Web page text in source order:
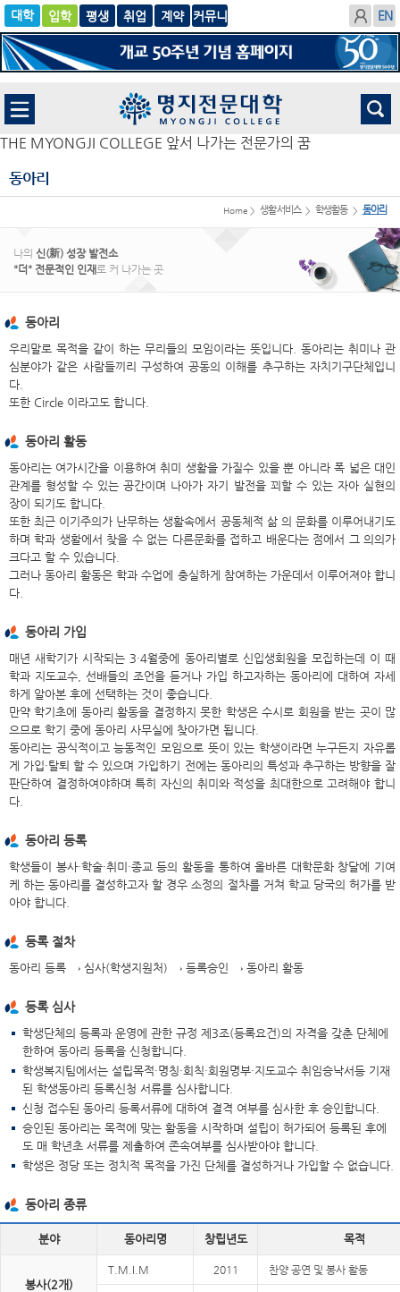
입학
글로
벌
평생 취업
계
약
THE MYONGJI COLLEGE 앞서 나가는 전문가의 꿈
동아리
Home > 생활서비스 > 학생활동 > 동아리
나의 신(新) 성장 발전소
"더" 전문적인 인재로 커 나가는 곳
동아리
우리말로 목적을 같이 하는 무리들의 모임이라는 뜻입니다. 동아리는 취미나 관
심분야가 같은 사람들끼리 구성하여 공동의 이해를 추구하는 자치기구단체입니
다.
또한 Circle 이라고도 합니다.
동아리 활동
동아리는 여가시간을 이용하여 취미 생활을 가질수 있을 뿐 아니라 폭 넓은 대인
관계를 형성할 수 있는 공간이며 나아가 자기 발전을 꾀할 수 있는 자아 실현의
장이 되기도 합니다.
또한 최근 이기주의가 난무하는 생활속에서 공동체적 삶 의 문화를 이루어내기도
하며 학과 생활에서 찾을 수 없는 다른문화를 접하고 배운다는 점에서 그 의의가
크다고 할 수 있습니다.
그러나 동아리 활동은 학과 수업에 충실하게 참여하는 가운데서 이루어져야 합니
다.
동아리 가입
매년 새학기가 시작되는 3·4월중에 동아리별로 신입생회원을 모집하는데 이 때
학과 지도교수, 선배들의 조언을 듣거나 가입 하고자하는 동아리에 대하여 자세
하게 알아본 후에 선택하는 것이 좋습니다.
만약 학기초에 동아리 활동을 결정하지 못한 학생은 수시로 회원을 받는 곳이 많
으므로 학기 중에 동아리 사무실에 찾아가면 됩니다.
동아리는 공식적이고 능동적인 모임으로 뜻이 있는 학생이라면 누구든지 자유롭
게 가입·탈퇴 할 수 있으며 가입하기 전에는 동아리의 특성과 추구하는 방향을 잘
판단하여 결정하여야하며 특히 자신의 취미와 적성을 최대한으로 고려해야 합니
다.
동아리 등록
학생들이 봉사·학술·취미·종교 등의 활동을 통하여 올바른 대학문화 창달에 기여
케 하는 동아리를 결성하고자 할 경우 소정의 절차를 거쳐 학교 당국의 허가를 받
아야 합니다.
등록 절차
동아리 등록 → 심사(학생지원처) → 등록승인 → 동아리 활동
등록 심사
학생단체의 등록과 운영에 관한 규정 제3조(등록요건)의 자격을 갖춘 단체에
한하여 동아리 등록을 신청합니다.
학생복지팀에서는 설립목적·명칭·회칙·회원명부·지도교수 취임승낙서등 기재
된 학생동아리 등록신청 서류를 심사합니다.
신청 접수된 동아리 등록서류에 대하여 결격 여부를 심사한 후 승인합니다.
승인된 동아리는 목적에 맞는 활동을 시작하며 설립이 허가되어 등록된 후에
도 매 학년초 서류를 제출하여 존속여부를 심사받아야 합니다.
학생은 정당 또는 정치적 목적을 가진 단체를 결성하거나 가입할 수 없습니다.
동아리 종류
분야 동아리명 창립년도 목적
봉사(2개)
T.M.I.M 2011 찬양 공연 및 봉사 활동